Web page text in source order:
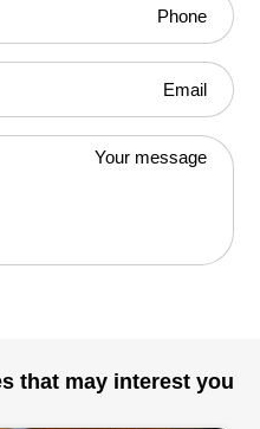
Phone
Email
Your message
that may interest you